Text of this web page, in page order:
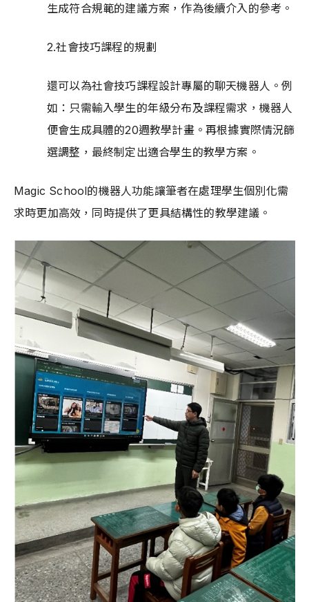
生成符合規範的建議方案，作為後續介入的參考。
2.社會技巧課程的規劃
還可以為社會技巧課程設計專屬的聊天機器人。例
如：只需輸入學生的年級分布及課程需求，機器人
便會生成具體的20週教學計畫。再根據實際情況篩
選調整，最終制定出適合學生的教學方案。
Magic School的機器人功能讓筆者在處理學生個別化需
求時更加高效，同時提供了更具結構性的教學建議。